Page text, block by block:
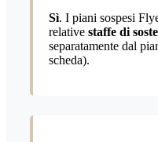
Sì. I piani sospesi
relative staffe di
separatamente dal
scheda).